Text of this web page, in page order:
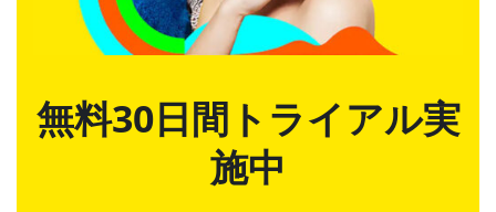
無料30日間トライアル実
施中